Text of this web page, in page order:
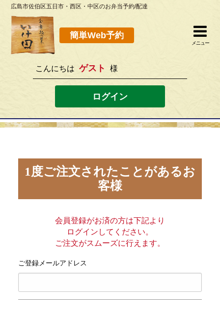
閉じる
082-923-8298
[営業時間]10：30~19：00 [定休日]水曜
このサイトの使い方
プライバシーポリシー
サイトマップ
広島市佐伯区五日市・西区・中区のお弁当予約/配達
簡単Web予約
メニュー
こんにちは ゲスト 様
ログイン
1度ご注文されたことがあるお
客様
会員登録がお済の方は下記より
ログインしてください。
ご注文がスムーズに行えます。
ご登録メールアドレス